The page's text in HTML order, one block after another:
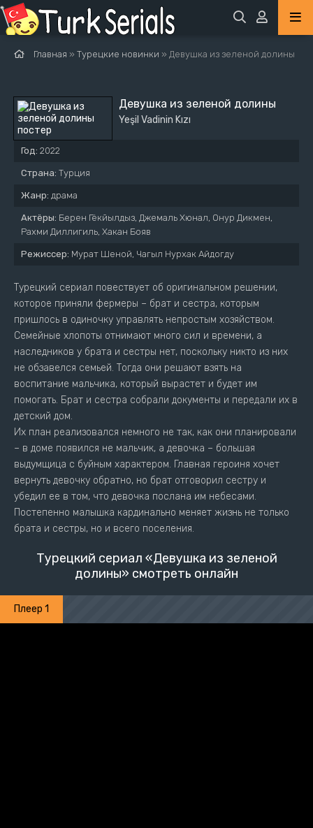
Главная » Турецкие новинки » Девушка из зеленой долины
Девушка из зеленой долины
Yeşil Vadinin Kızı
Год: 2022
Страна: Турция
Жанр: драма
Актёры: Берен Гёкйылдыз, Джемаль Хюнал, Онур Дикмен,
Рахми Диллигиль, Хакан Бояв
Режиссер: Мурат Шеной, Чагыл Нурхак Айдогду
Турецкий сериал повествует об оригинальном решении,
которое приняли фермеры – брат и сестра, которым
пришлось в одиночку управлять непростым хозяйством.
Семейные хлопоты отнимают много сил и времени, а
наследников у брата и сестры нет, поскольку никто из них
не обзавелся семьей. Тогда они решают взять на
воспитание мальчика, который вырастет и будет им
помогать. Брат и сестра собрали документы и передали их в
детский дом.
Их план реализовался немного не так, как они планировали
– в доме появился не мальчик, а девочка – большая
выдумщица с буйным характером. Главная героиня хочет
вернуть девочку обратно, но брат отговорил сестру и
убедил ее в том, что девочка послана им небесами.
Постепенно малышка кардинально меняет жизнь не только
брата и сестры, но и всего поселения.
Турецкий сериал «Девушка из зеленой
долины» смотреть онлайн
Плеер 1